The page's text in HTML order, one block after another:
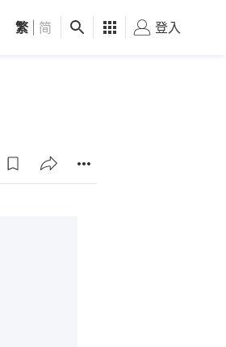
觀點 健康 好食玩飛
繁 简 登入